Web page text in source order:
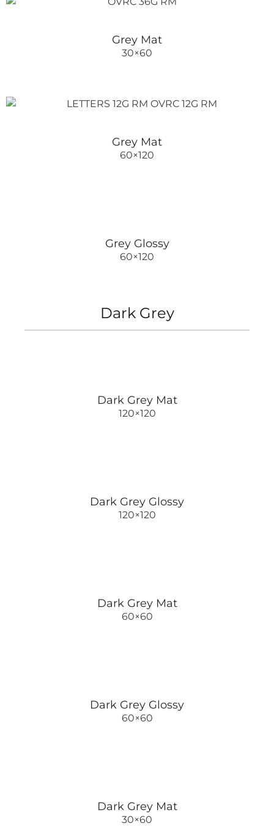
Grey Mat
30×60
Grey Mat
60×120
Grey Glossy
60×120
Dark Grey
Dark Grey Mat
120×120
Dark Grey Glossy
120×120
Dark Grey Mat
60×60
Dark Grey Glossy
60×60
Dark Grey Mat
30×60